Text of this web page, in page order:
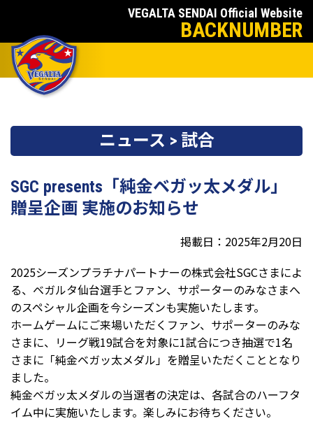
VEGALTA SENDAI Official Website
BACKNUMBER
ニュース > 試合
SGC presents「純金ベガッ太メダル」
贈呈企画 実施のお知らせ
掲載日：2025年2月20日
2025シーズンプラチナパートナーの株式会社SGCさまによ
る、ベガルタ仙台選手とファン、サポーターのみなさまへ
のスペシャル企画を今シーズンも実施いたします。
ホームゲームにご来場いただくファン、サポーターのみな
さまに、リーグ戦19試合を対象に1試合につき抽選で1名
さまに「純金ベガッ太メダル」を贈呈いただくこととなり
ました。
純金ベガッ太メダルの当選者の決定は、各試合のハーフタ
イム中に実施いたします。楽しみにお待ちください。